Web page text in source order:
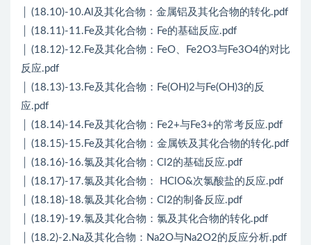
│ (18.10)-10.Al及其化合物：金属铝及其化合物的转化.pdf
│ (18.11)-11.Fe及其化合物：Fe的基础反应.pdf
│ (18.12)-12.Fe及其化合物：FeO、Fe2O3与Fe3O4的对比
反应.pdf
│ (18.13)-13.Fe及其化合物：Fe(OH)2与Fe(OH)3的反
应.pdf
│ (18.14)-14.Fe及其化合物：Fe2+与Fe3+的常考反应.pdf
│ (18.15)-15.Fe及其化合物：金属铁及其化合物的转化.pdf
│ (18.16)-16.氯及其化合物：Cl2的基础反应.pdf
│ (18.17)-17.氯及其化合物： HClO&次氯酸盐的反应.pdf
│ (18.18)-18.氯及其化合物：Cl2的制备反应.pdf
│ (18.19)-19.氯及其化合物：氯及其化合物的转化.pdf
│ (18.2)-2.Na及其化合物：Na2O与Na2O2的反应分析.pdf